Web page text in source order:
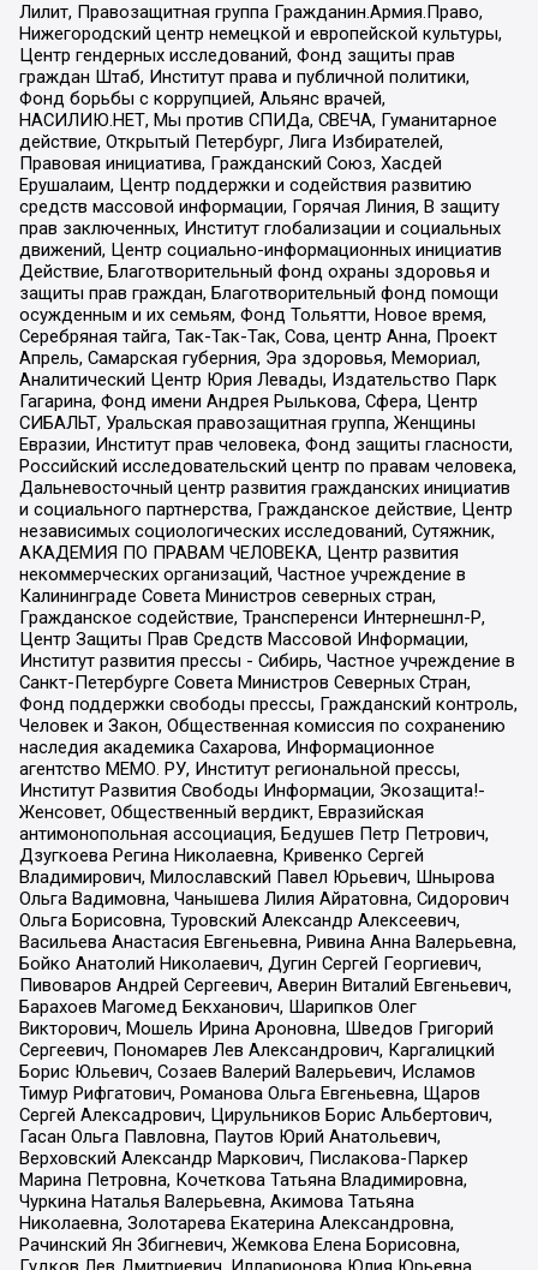
Лилит, Правозащитная группа Гражданин.Армия.Право,
Нижегородский центр немецкой и европейской культуры,
Центр гендерных исследований, Фонд защиты прав
граждан Штаб, Институт права и публичной политики,
Фонд борьбы с коррупцией, Альянс врачей,
НАСИЛИЮ.НЕТ, Мы против СПИДа, СВЕЧА, Гуманитарное
действие, Открытый Петербург, Лига Избирателей,
Правовая инициатива, Гражданский Союз, Хасдей
Ерушалаим, Центр поддержки и содействия развитию
средств массовой информации, Горячая Линия, В защиту
прав заключенных, Институт глобализации и социальных
движений, Центр социально-информационных инициатив
Действие, Благотворительный фонд охраны здоровья и
защиты прав граждан, Благотворительный фонд помощи
осужденным и их семьям, Фонд Тольятти, Новое время,
Серебряная тайга, Так-Так-Так, Сова, центр Анна, Проект
Апрель, Самарская губерния, Эра здоровья, Мемориал,
Аналитический Центр Юрия Левады, Издательство Парк
Гагарина, Фонд имени Андрея Рылькова, Сфера, Центр
СИБАЛЬТ, Уральская правозащитная группа, Женщины
Евразии, Институт прав человека, Фонд защиты гласности,
Российский исследовательский центр по правам человека,
Дальневосточный центр развития гражданских инициатив
и социального партнерства, Гражданское действие, Центр
независимых социологических исследований, Сутяжник,
АКАДЕМИЯ ПО ПРАВАМ ЧЕЛОВЕКА, Центр развития
некоммерческих организаций, Частное учреждение в
Калининграде Совета Министров северных стран,
Гражданское содействие, Трансперенси Интернешнл-Р,
Центр Защиты Прав Средств Массовой Информации,
Институт развития прессы - Сибирь, Частное учреждение в
Санкт-Петербурге Совета Министров Северных Стран,
Фонд поддержки свободы прессы, Гражданский контроль,
Человек и Закон, Общественная комиссия по сохранению
наследия академика Сахарова, Информационное
агентство МЕМО. РУ, Институт региональной прессы,
Институт Развития Свободы Информации, Экозащита!-
Женсовет, Общественный вердикт, Евразийская
антимонопольная ассоциация, Бедушев Петр Петрович,
Дзугкоева Регина Николаевна, Кривенко Сергей
Владимирович, Милославский Павел Юрьевич, Шнырова
Ольга Вадимовна, Чанышева Лилия Айратовна, Сидорович
Ольга Борисовна, Туровский Александр Алексеевич,
Васильева Анастасия Евгеньевна, Ривина Анна Валерьевна,
Бойко Анатолий Николаевич, Дугин Сергей Георгиевич,
Пивоваров Андрей Сергеевич, Аверин Виталий Евгеньевич,
Барахоев Магомед Бекханович, Шарипков Олег
Викторович, Мошель Ирина Ароновна, Шведов Григорий
Сергеевич, Пономарев Лев Александрович, Каргалицкий
Борис Юльевич, Созаев Валерий Валерьевич, Исламов
Тимур Рифгатович, Романова Ольга Евгеньевна, Щаров
Сергей Алексадрович, Цирульников Борис Альбертович,
Гасан Ольга Павловна, Паутов Юрий Анатольевич,
Верховский Александр Маркович, Пислакова-Паркер
Марина Петровна, Кочеткова Татьяна Владимировна,
Чуркина Наталья Валерьевна, Акимова Татьяна
Николаевна, Золотарева Екатерина Александровна,
Рачинский Ян Збигневич, Жемкова Елена Борисовна,